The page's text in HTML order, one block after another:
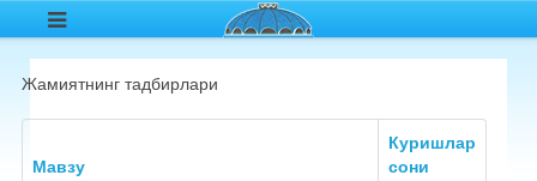
Жамиятнинг тадбирлари
Мавзу
Куришлар
сони